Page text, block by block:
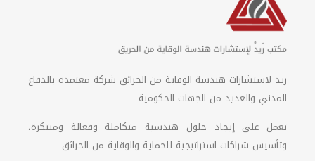
ريد لاستشارات هندسة الوقاية من الحرائق شركة معتمدة بالدفاع
المدني والعديد من الجهات الحكومية.
تعمل على إيجاد حلول هندسية متكاملة وفعالة ومبتكرة،
وتأسيس شراكات استراتيجية للحماية والوقاية من الحرائق.